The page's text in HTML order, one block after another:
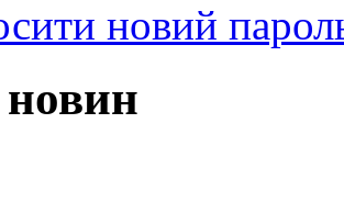
новий